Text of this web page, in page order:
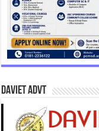
DAVIET Advt